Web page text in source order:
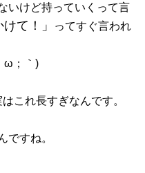
いけど持っていくって言
けて！」
ってすぐ言われ
ω；｀)
これ長すぎなんです。
ですね。